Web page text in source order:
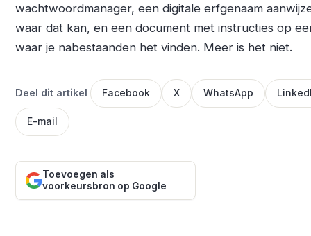
wachtwoordmanager, een digitale erfgenaam
waar dat kan, en een document met instructies op
waar je nabestaanden het vinden. Meer is het niet.
Deel dit artikel Facebook X WhatsApp
E-mail
Toevoegen als
voorkeursbron op Google